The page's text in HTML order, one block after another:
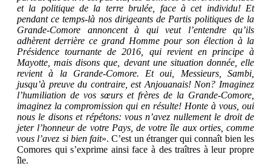
et la politique de la terre brulée, face à cet individu! Et
pendant ce temps-là nos dirigeants de Partis politiques de la
Grande-Comore annoncent à qui veut l’entendre qu’ils
adhèrent derrière ce grand Homme pour son élection à la
Présidence tournante de 2016, qui revient en principe à
Mayotte, mais disons que, devant une situation donnée, elle
revient à la Grande-Comore. Et oui, Messieurs, Sambi,
jusqu’à preuve du contraire, est Anjouanais! Non? Imaginez
l’humiliation de vos sœurs et frères de la Grande-Comore,
imaginez la compromission qui en résulte! Honte à vous, oui
nous le disons et répétons: vous n’avez nullement le droit de
jeter l’honneur de votre Pays, de votre île aux orties, comme
vous l’avez si bien fait». C’est un étranger qui connaît bien les
Comores qui s’exprime ainsi face à des traîtres à leur propre
île.